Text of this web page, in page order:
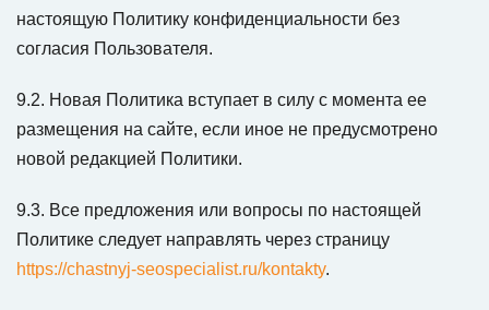
настоящую Политику конфиденциальности без
согласия Пользователя.
9.2. Новая Политика вступает в силу с момента ее
размещения на сайте, если иное не предусмотрено
новой редакцией Политики.
9.3. Все предложения или вопросы по настоящей
Политике следует направлять через страницу
https://chastnyj-seospecialist.ru/kontakty.